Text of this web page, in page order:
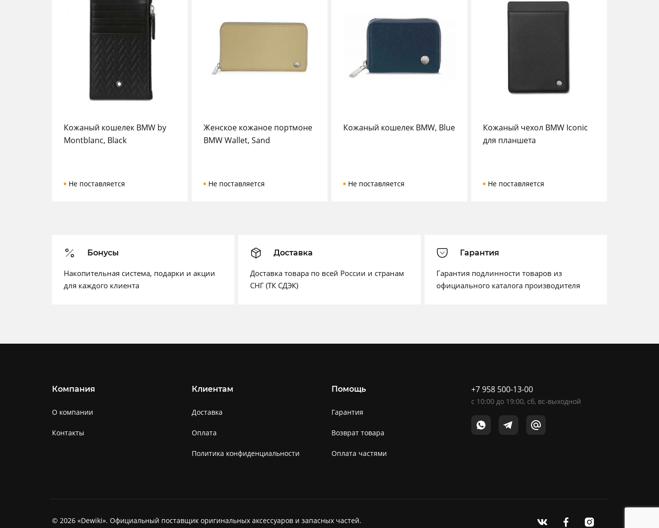
Кожаный кошелек BMW by
Montblanc, Black
Не поставляется
Женское кожаное портмоне
BMW Wallet, Sand
Не поставляется
Кожаный кошелек BMW, Blue
Не поставляется
Кожаный чехол BMW Iconic
для планшета
Не поставляется
Бонусы
Накопительная система, подарки и акции
для каждого клиента
Доставка
Доставка товара по всей России и странам
СНГ (ТК СДЭК)
Гарантия
Гарантия подлинности товаров из
официального каталога производителя
Компания
О компании
Контакты
Клиентам
Доставка
Оплата
Политика конфиденциальности
Помощь
Гарантия
Возврат товара
Оплата частями
+7 958 500-13-00
c 10:00 до 19:00, сб, вс-выходной
© 2026 «Dewiki». Официальный поставщик оригинальных аксессуаров и запасных частей.